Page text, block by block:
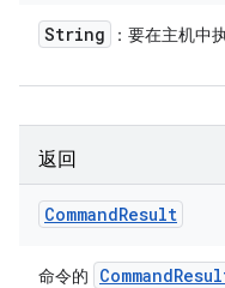
String ：要在主机中
返回
CommandResult
命令的 Command